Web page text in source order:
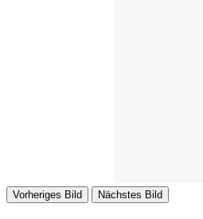
Vorheriges Bild Nächstes Bild